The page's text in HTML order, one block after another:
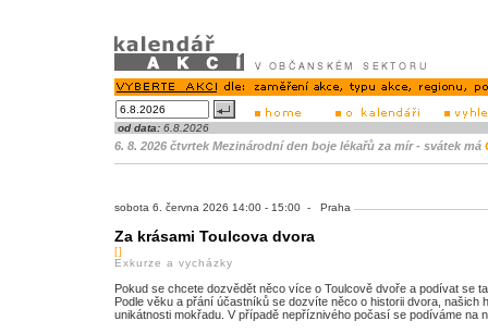
od data: 6.8.2026
6. 8. 2026 čtvrtek Mezinárodní den boje lékařů za mír - svátek má
sobota 6. června 2026 14:00 - 15:00 - Praha
Za krásami Toulcova dvora
[]
Exkurze a vycházky
Pokud se chcete dozvědět něco více o Toulcově dvoře a podívat se
Podle věku a přání účastníků se dozvíte něco o historii dvora,
unikátnosti mokřadu. V případě nepříznivého počasí se podíváme na